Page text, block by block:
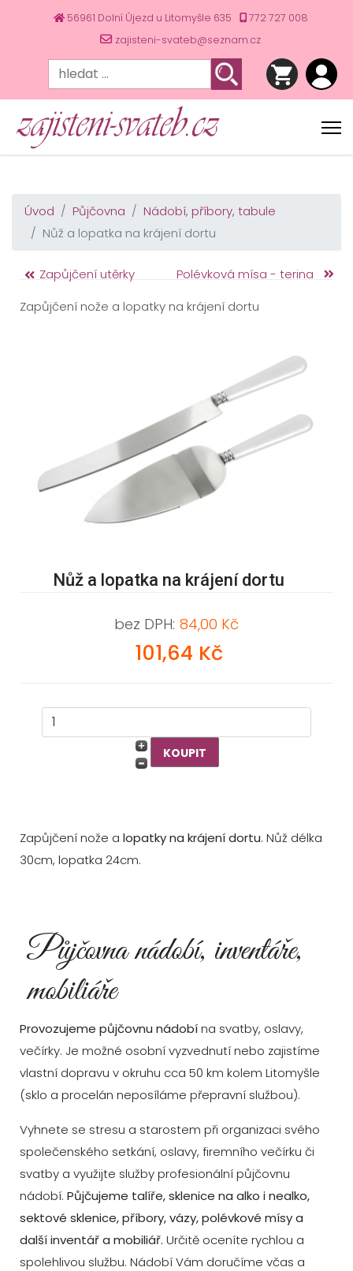
56961 Dolní Újezd u Litomyšle 635
772 727 008
zajisteni-svateb@seznam.cz
Úvod Půjčovna
Nádobí, příbory, tabule
Nůž a lopatka na krájení dortu
Zapůjčení utěrky
Polévková mísa - terina
Zapůjčení nože a lopatky na krájení dortu
Nůž a lopatka na krájení dortu
bez DPH: 84,00 Kč
101,64 Kč
Zapůjčení nože a lopatky na krájení dortu. Nůž délka
30cm, lopatka 24cm.
Půjčovna nádobí, inventáře,
mobiliáře
Provozujeme půjčovnu nádobína svatby, oslavy,
večírky. Je možné osobní vyzvednutí nebo zajistíme
vlastní dopravu v okruhu cca 50 km kolem Litomyšle
(sklo a procelán neposíláme přepravní službou).
Vyhnete se stresu a starostem při organizaci svého
společenského setkání, oslavy, firemního večírku či
svatby a využijte služby profesionální půjčovnu
nádobí. Půjčujeme talíře, sklenice na alko i nealko,
sektové sklenice, příbory, vázy, polévkové mísy a
další inventář a mobiliář. Určitě oceníte rychlou a
spolehlivou službu. Nádobí Vám doručíme včas a